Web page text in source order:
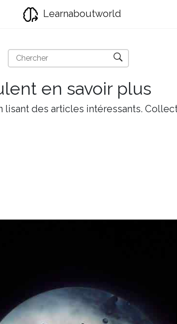
Learnaboutworld
en savoir plus
des articles intéressants.